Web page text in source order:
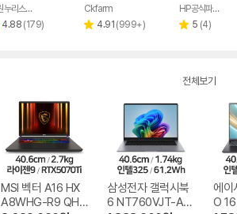
페이
다원누리스토어
4.88 리
(179)
페이
Ckfarm
별 4.91 리
(999+)
HP공식파트너 이텍컴퓨터
별 5 리
(4)
전체보기
MSI 벡터 A16 HX
A8WHG-R9 QHD
삼성전자 갤럭시북
6 NT760VJT-A51
에이
O